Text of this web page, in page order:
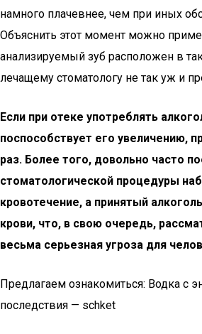
намного плачевнее, чем при иных
Объяснить этот момент можно
анализируемый зуб расположен в
лечащему стоматологу не так уж и
Если при отеке употреблять
поспособствует его увеличению,
раз. Более того, довольно часто
стоматологической процедуры
кровотечение, а принятый
крови, что, в свою очередь,
весьма серьезная угроза для
Предлагаем ознакомиться: Водка с
последствия — schket